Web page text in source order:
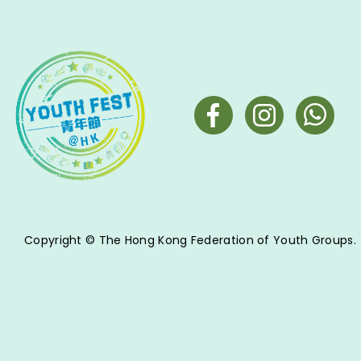
Copyright © The Hong Kong Federation of Youth Groups.